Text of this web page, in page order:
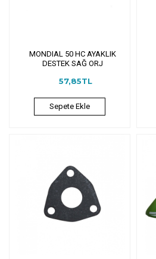
MONDIAL 50 HC AYAKLIK
DESTEK SAĞ ORJ
57,85TL
Sepete Ekle